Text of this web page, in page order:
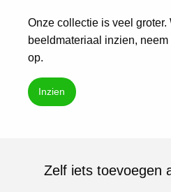
Onze collectie is veel groter.
beeldmateriaal inzien,
op.
Inzien
Zelf iets toevoegen